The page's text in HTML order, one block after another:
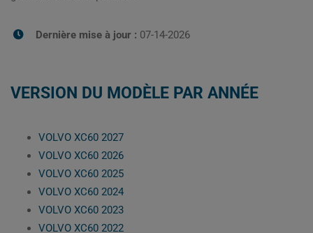
Dernière mise à jour : 07-14-2026
VERSION DU MODÈLE PAR ANNÉE
VOLVO XC60 2027
VOLVO XC60 2026
VOLVO XC60 2025
VOLVO XC60 2024
VOLVO XC60 2023
VOLVO XC60 2022